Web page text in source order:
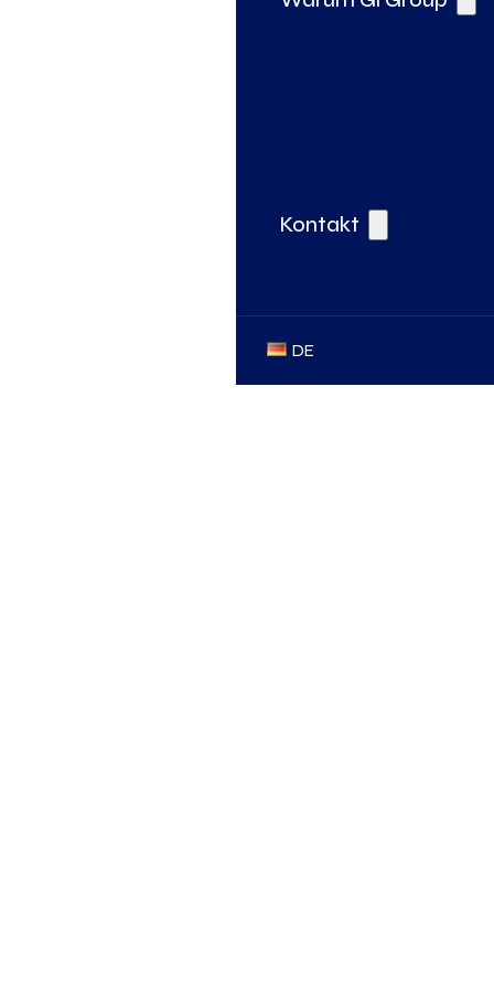
Kontakt
DE